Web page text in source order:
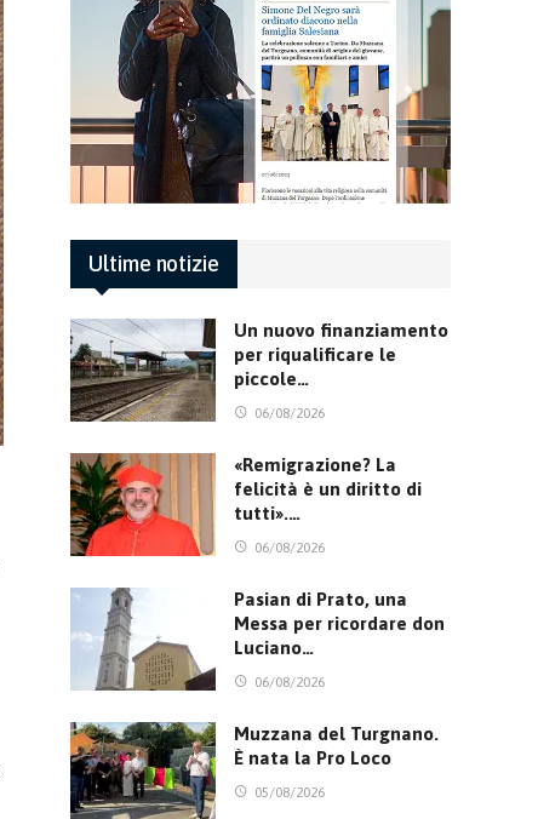
Ultime notizie
Un nuovo finanziamento
per riqualificare le
piccole…
06/08/2026
«Remigrazione? La
felicità è un diritto di
tutti».…
06/08/2026
Pasian di Prato, una
Messa per ricordare don
Luciano…
06/08/2026
Muzzana del Turgnano.
È nata la Pro Loco
05/08/2026